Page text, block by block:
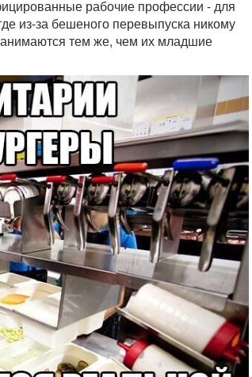
рабочие профессии - для
из-за бешеного перевыпуска никому
тем же, чем их младшие